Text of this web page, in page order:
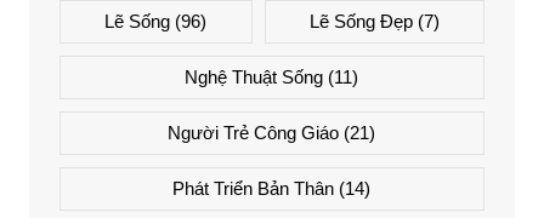
Lẽ Sống (96) Lẽ Sống Đẹp(7)
Nghệ Thuật Sống (11)
Người Trẻ Công Giáo (21)
Phát Triển Bản Thân (14)